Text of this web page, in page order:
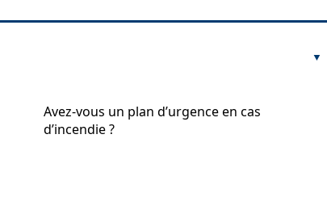
Avez-vous un plan d’urgence en cas
d’incendie ?